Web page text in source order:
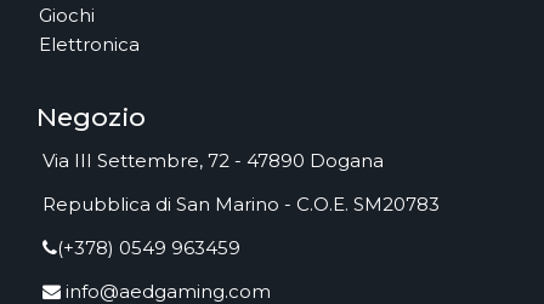
Giochi
Elettronica
Negozio
Via III Settembre, 72 - 47890 Dogana
Repubblica di San Marino - C.O.E. SM20783
(+378) 0549 963459
info@aedgaming.com